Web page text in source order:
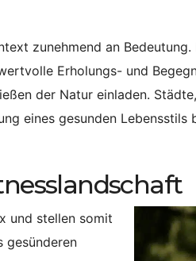
zunehmend an
Erholungs- und
der Natur einladen.
eines gesunden Lebensstils
und stellen somit
gesünderen